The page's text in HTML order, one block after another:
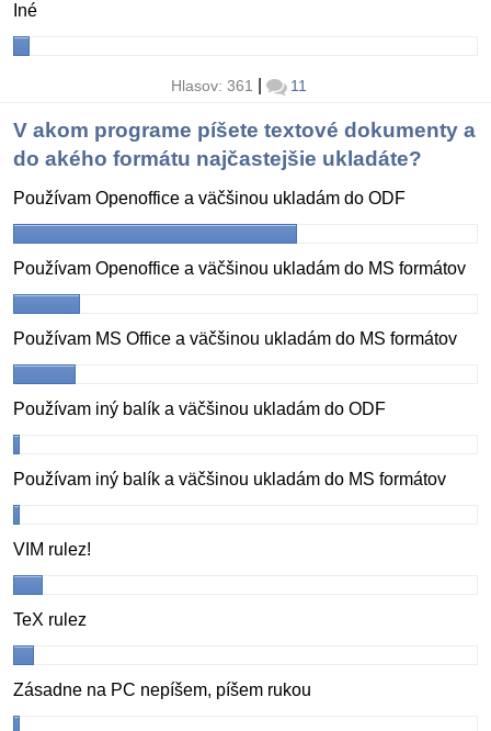
Iné
Hlasov: 361 11
V akom programe píšete textové dokumenty a
do akého formátu najčastejšie ukladáte?
Používam Openoffice a väčšinou ukladám do ODF
Používam Openoffice a väčšinou ukladám do MS formátov
Používam MS Office a väčšinou ukladám do MS formátov
Používam iný balík a väčšinou ukladám do ODF
Používam iný balík a väčšinou ukladám do MS formátov
VIM rulez!
TeX rulez
Zásadne na PC nepíšem, píšem rukou